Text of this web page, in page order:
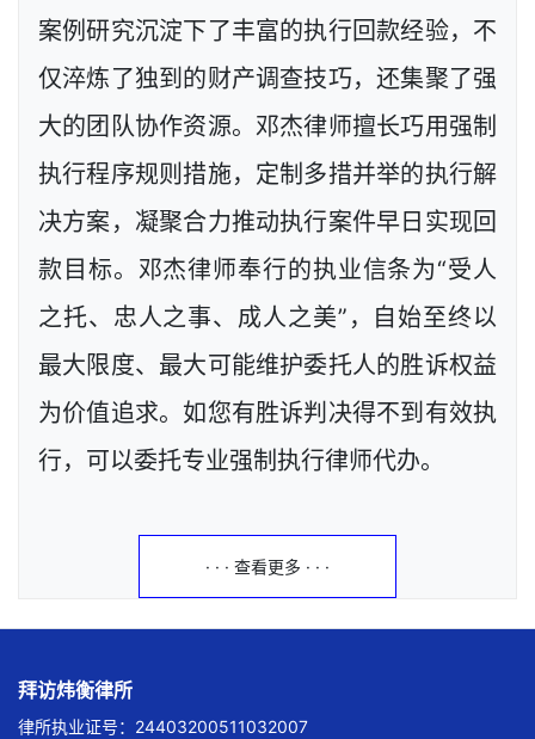
案例研究沉淀下了丰富的执行回款经验，不
仅淬炼了独到的财产调查技巧，还集聚了强
大的团队协作资源。邓杰律师擅长巧用强制
执行程序规则措施，定制多措并举的执行解
决方案，凝聚合力推动执行案件早日实现回
款目标。邓杰律师奉行的执业信条为“受人
之托、忠人之事、成人之美”，自始至终以
最大限度、最大可能维护委托人的胜诉权益
为价值追求。如您有胜诉判决得不到有效执
行，可以委托专业强制执行律师代办。
· · · 查看更多 · · ·
拜访炜衡律所
律所执业证号：24403200511032007